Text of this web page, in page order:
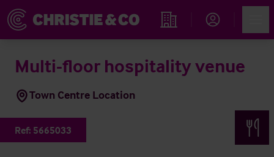
Immobiliensuche
Multi-floor hospitality venue
Town Centre Location
Ref: 5665033